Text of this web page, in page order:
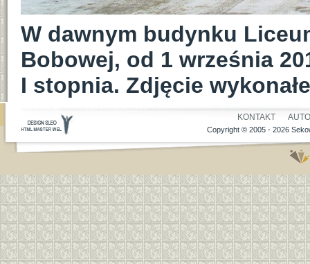
W dawnym budynku
Bobowej, od 1 września
I stopnia. Zdjęcie
KONTAKT
Copyright © 2005 - 2026